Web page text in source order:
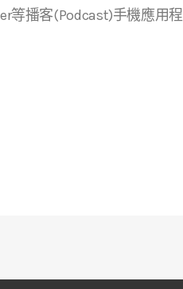
等播客(Podcast)手機應用程